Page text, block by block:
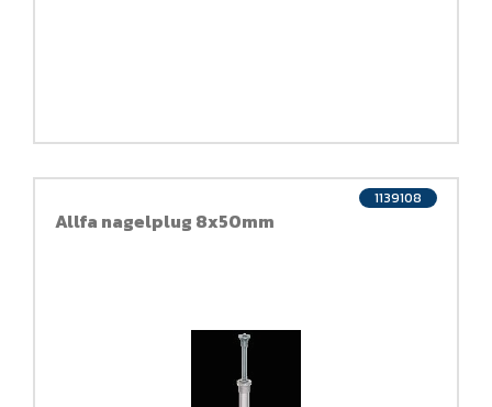
Allfa nagelplug 8x50mm
1139108